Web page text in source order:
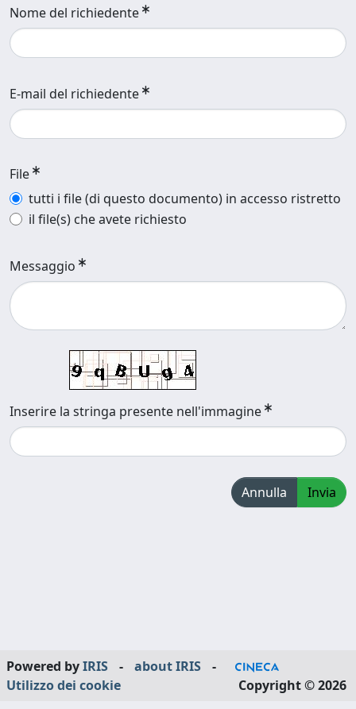
Nome del richiedente
E-mail del richiedente
File
tutti i file (di questo documento) in accesso ristretto
il file(s) che avete richiesto
Messaggio
Inserire la stringa presente nell'immagine
Annulla Invia
Powered byIRIS - about IRIS
-
Utilizzo dei cookie
Copyright © 2026